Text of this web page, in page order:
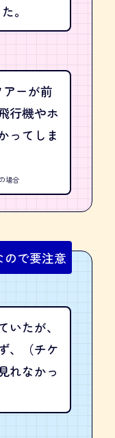
。
ーが前
行機やホ
ってしま
場合
ので要注意
たが、
、（チケ
れなかっ